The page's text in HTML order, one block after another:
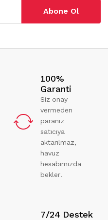
Abone Ol
100%
Garanti
Siz onay
vermeden
paranız
satıcıya
aktarılmaz,
havuz
hesabımızda
bekler.
7/24 Destek